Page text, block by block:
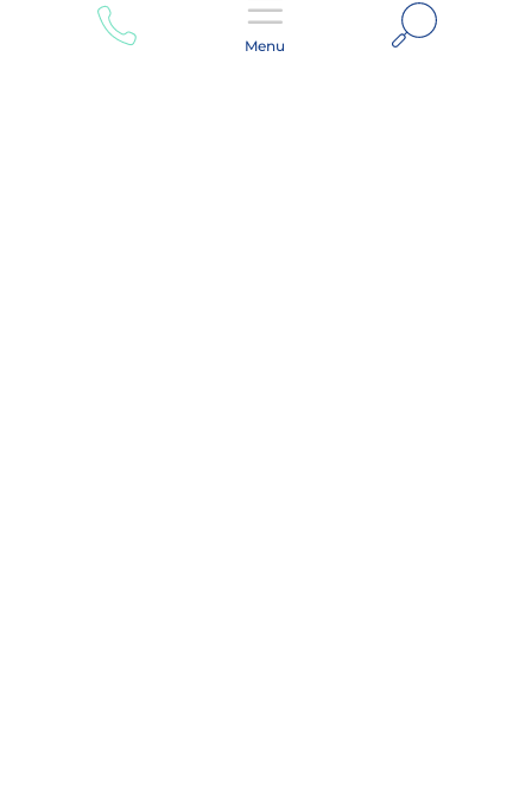
Menu
Zoeken